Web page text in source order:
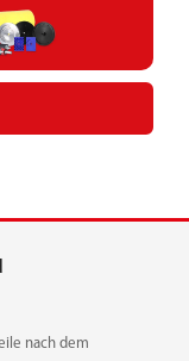
nach dem